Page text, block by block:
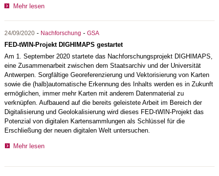
Mehr lesen
24/09/2020- Nachforschung - GSA
FED-tWIN-Projekt DIGHIMAPS gestartet
Am 1. September 2020 startete das Nachforschungsprojekt DIGHIMAPS,
eine Zusammenarbeit zwischen dem Staatsarchiv und der Universität
Antwerpen. Sorgfältige Georeferenzierung und Vektorisierung von Karten
sowie die (halb)automatische Erkennung des Inhalts werden es in Zukunft
ermöglichen, immer mehr Karten mit anderem Datenmaterial zu
verknüpfen. Aufbauend auf die bereits geleistete Arbeit im Bereich der
Digitalisierung und Geolokalisierung wird dieses FED-tWIN-Projekt das
Potenzial von digitalen Kartensammlungen als Schlüssel für die
Erschließung der neuen digitalen Welt untersuchen.
Mehr lesen